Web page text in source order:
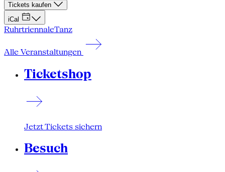
Tickets kaufen
iCal
RuhrtriennaleTanz
Alle Veranstaltungen
Ticketshop
Jetzt Tickets sichern
Besuch